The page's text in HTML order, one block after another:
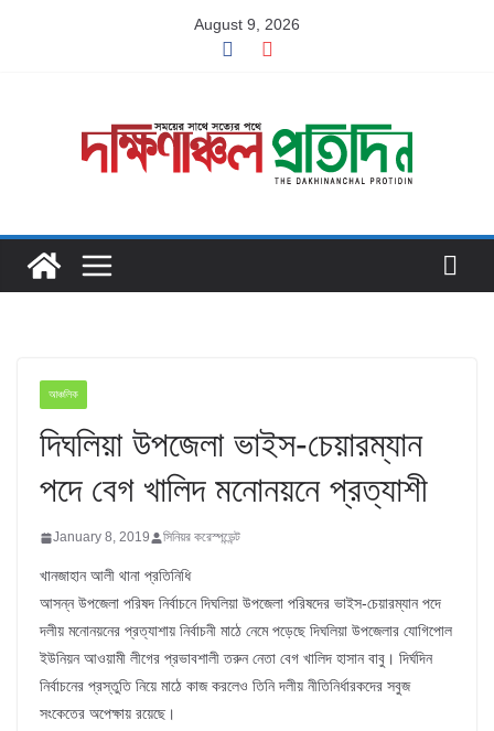
August 9, 2026
আঞ্চলিক
দিঘলিয়া উপজেলা ভাইস-চেয়ারম্যান
পদে বেগ খালিদ মনোনয়নে প্রত্যাশী
January 8, 2019 সিনিয়র করেস্পন্ডেন্ট
খানজাহান আলী থানা প্রতিনিধি
আসন্ন উপজেলা পরিষদ নির্বাচনে দিঘলিয়া উপজেলা পরিষদের ভাইস-চেয়ারম্যান পদে
দলীয় মনোনয়নের প্রত্যাশায় নির্বাচনী মাঠে নেমে পড়েছে দিঘলিয়া উপজেলার যোগিপোল
ইউনিয়ন আওয়ামী লীগের প্রভাবশালী তরুন নেতা বেগ খালিদ হাসান বাবু। দির্ঘদিন
নির্বাচনের প্রস্তুতি নিয়ে মাঠে কাজ করলেও তিনি দলীয় নীতিনির্ধারকদের সবুজ
সংকেতের অপেক্ষায় রয়েছে।